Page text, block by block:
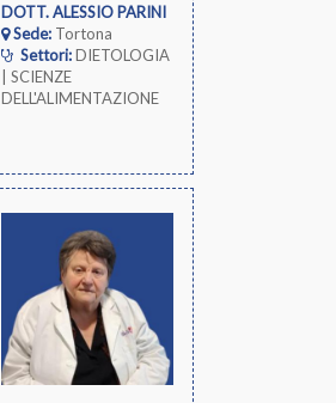
DOTT. ALESSIO PARINI
Sede: Tortona
Settori:DIETOLOGIA
| SCIENZE
DELL'ALIMENTAZIONE